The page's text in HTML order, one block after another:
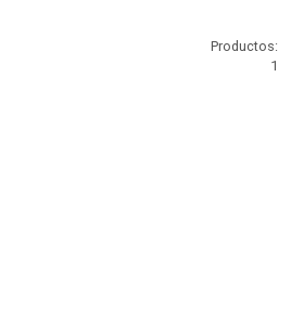
Productos:
1